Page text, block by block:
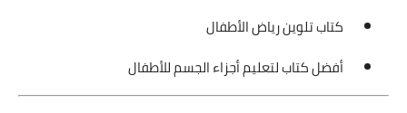
كتاب تلوين رياض الأطفال
أفضل كتاب لتعليم أجزاء الجسم للأطفال